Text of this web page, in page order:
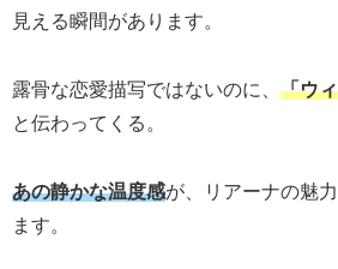
見える瞬間があります。
露骨な恋愛描写ではないのに、 「ウ
と伝わってくる。
あの静かな温度感が、リアーナの魅
ます。